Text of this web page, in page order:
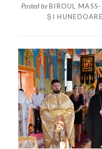
Posted byBIROUL
ȘI